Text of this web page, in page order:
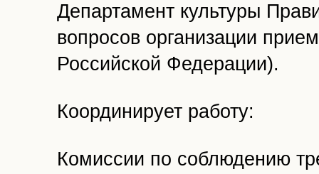
Департамент культуры
вопросов организации
Российской Федерации).
Координирует работу:
Комиссии по соблюдению